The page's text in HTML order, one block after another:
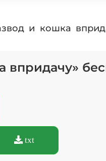
и кошка
впридачу»
txt